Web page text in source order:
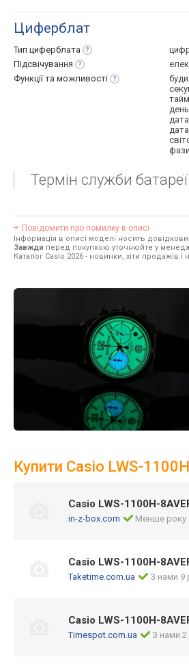
Циферблат
Тип циферблата
Підсвічування
Функції та можливості
Термін служби
Повідомити про помилку в описі
Інформація в описі моделі носить
Завжди перед покупкою уточнюйте у
Каталог Casio 2026 - новинки, хіти продажів і
Купити Casio LWS-
Casio LWS-1100H-
in-z-box.com Менше року
Casio LWS-1100H-
Taketime.com.ua З нами 9
Casio LWS-1100H-
Timespot.com.ua З нами 2